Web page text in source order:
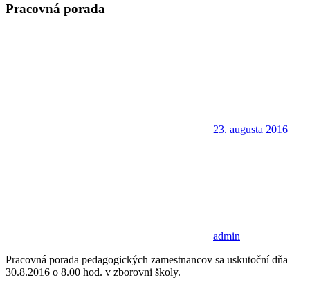
Pracovná porada
23. augusta 2016
admin
Pracovná porada pedagogických zamestnancov sa uskutoční dňa
30.8.2016 o 8.00 hod. v zborovni školy.